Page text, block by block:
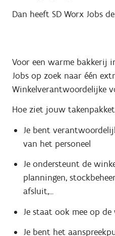
Dan heeft SD Worx Jobs
Voor een warme bakkerij
Jobs op zoek naar één
Winkelverantwoordelijke
Hoe ziet jouw
Je bent
van het personeel
Je ondersteunt de
planningen,
afsluit,...
Je staat ook mee op de
Je bent het